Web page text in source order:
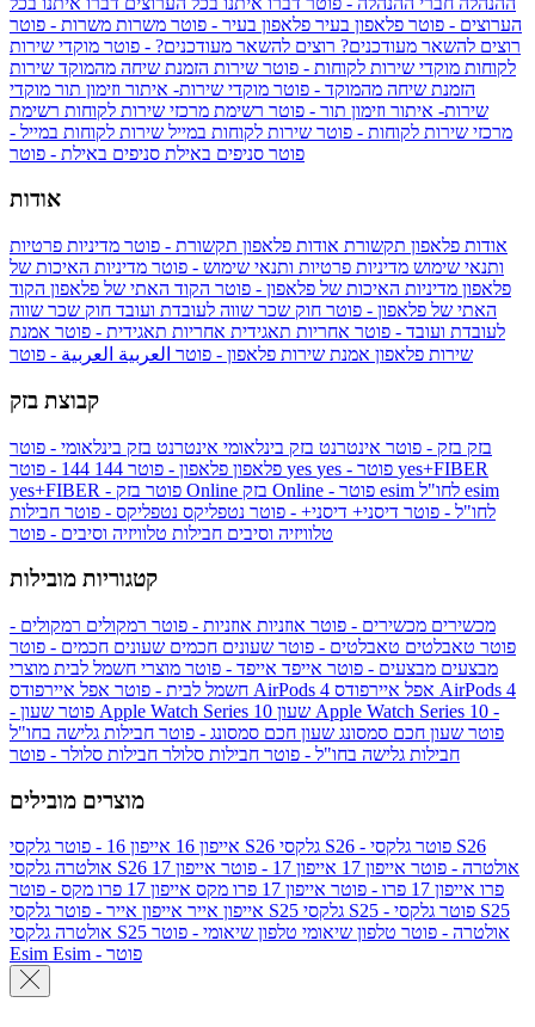
הערוצים - פוטר פלאפון בעיר פלאפון בעיר - פוטר משרות משרות - פוטר
רוצים להשאר מעודכנים? רוצים להשאר מעודכנים? - פוטר מוקדי שירות
לקוחות מוקדי שירות לקוחות - פוטר שירות הזמנת שיחה מהמוקד שירות
הזמנת שיחה מהמוקד - פוטר מוקדי שירות- איתור וזימון תור מוקדי
שירות- איתור וזימון תור - פוטר רשימת מרכזי שירות לקוחות רשימת
מרכזי שירות לקוחות - פוטר שירות לקוחות במייל שירות לקוחות במייל -
פוטר סניפים באילת סניפים באילת - פוטר
אודות
אודות פלאפון תקשורת אודות פלאפון תקשורת - פוטר מדיניות פרטיות
ותנאי שימוש מדיניות פרטיות ותנאי שימוש - פוטר מדיניות האיכות של
פלאפון מדיניות האיכות של פלאפון - פוטר הקוד האתי של פלאפון הקוד
האתי של פלאפון - פוטר חוק שכר שווה לעובדת ועובד חוק שכר שווה
לעובדת ועובד - פוטר אחריות תאגידית אחריות תאגידית - פוטר אמנת
שירות פלאפון אמנת שירות פלאפון - פוטר العربية العربية - פוטר
קבוצת בזק
בזק בזק - פוטר אינטרנט בזק בינלאומי אינטרנט בזק בינלאומי - פוטר
פלאפון פלאפון - פוטר 144 yes
yes+FIBER
yes+FIBER - פוטר בזק Online
esim
לחו"ל - פוטר דיסני+ דיסני+ - פוטר נטפליקס נטפליקס - פוטר חבילות
טלוויזיה וסיבים חבילות טלוויזיה וסיבים - פוטר
קטגוריות מובילות
מכשירים מכשירים - פוטר אוזניות אוזניות - פוטר רמקולים רמקולים -
פוטר טאבלטים טאבלטים - פוטר שעונים חכמים שעונים חכמים - פוטר
מבצעים מבצעים - פוטר אייפד אייפד - פוטר מוצרי חשמל לבית מוצרי
חשמל לבית - פוטר אפל איירפודס AirPods 4 אפל איירפודס AirPods 4
- פוטר שעון Apple Watch Series 10 שעון Apple Watch Series 10 -
פוטר שעון חכם סמסונג שעון חכם סמסונג - פוטר חבילות גלישה בחו"ל
חבילות גלישה בחו"ל - פוטר חבילות סלולר חבילות סלולר - פוטר
מוצרים מובילים
אייפון 16 אייפון 16 - פוטר גלקסי S26 גלקסי S26 - פוטר גלקסי S26
אולטרה
גלקסי S26 אולטרה - פוטר אייפון 17 אייפון 17 - פוטר
אייפון 17
פרו אייפון 17 פרו - פוטר אייפון 17 פרו מקס
אייפון 17 פרו מקס - פוטר
אייפון אייר אייפון אייר - פוטר גלקסי S25 גלקסי S25 - פוטר גלקסי S25
אולטרה
גלקסי S25 אולטרה - פוטר טלפון שיאומי טלפון שיאומי - פוטר
Esim
Esim - פוטר